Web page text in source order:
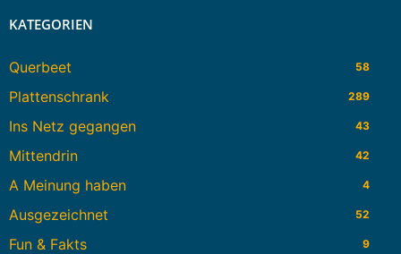
KATEGORIEN
Querbeet 58
Plattenschrank 289
Ins Netz gegangen 43
Mittendrin 42
A Meinung haben 4
Ausgezeichnet 52
Fun & Fakts 9